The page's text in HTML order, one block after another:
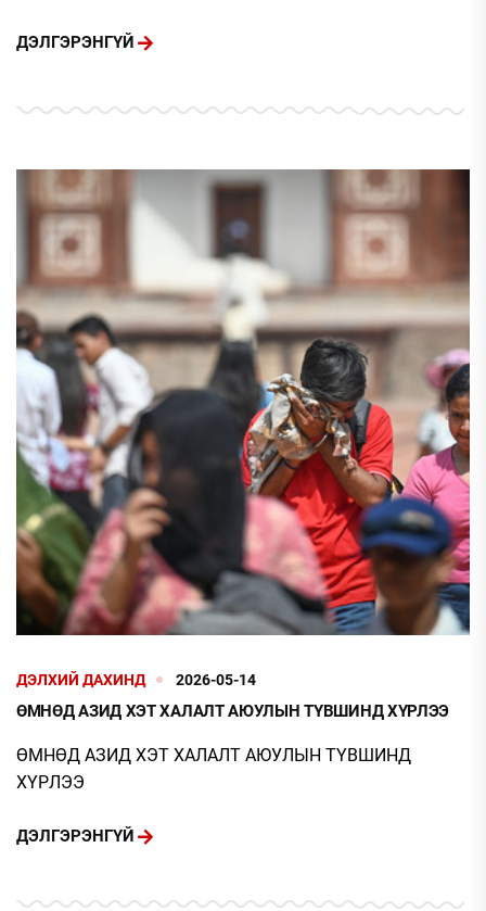
ДЭЛГЭРЭНГҮЙ
ДЭЛХИЙ ДАХИНД 2026-05-14
ӨМНӨД АЗИД ХЭТ ХАЛАЛТ АЮУЛЫН ТҮВШИНД ХҮРЛЭЭ
ӨМНӨД АЗИД ХЭТ ХАЛАЛТ АЮУЛЫН ТҮВШИНД
ХҮРЛЭЭ
ДЭЛГЭРЭНГҮЙ